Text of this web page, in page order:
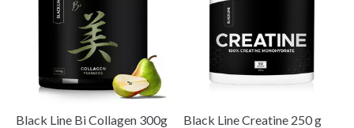
Black Line Bi Collagen 300g
Black Line Creatine 250 g